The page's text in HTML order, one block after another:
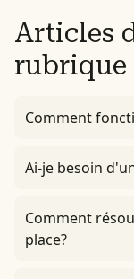
Articles
rubrique
Comment
Ai-je besoin
Comment
place?